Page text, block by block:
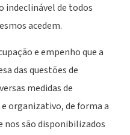
indeclinável de todos
acedem.
e empenho que a
das questões de
medidas de
organizativo, de forma a
nos são disponibilizados